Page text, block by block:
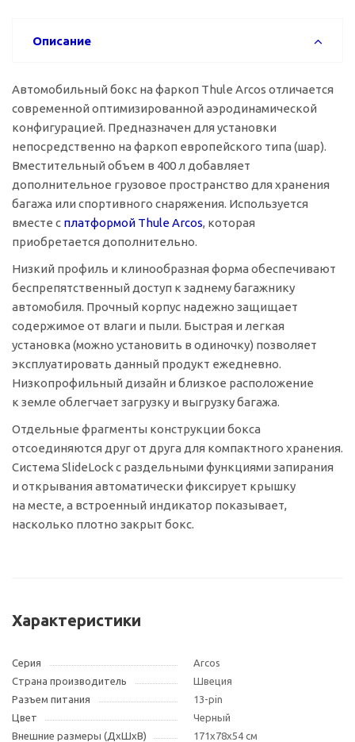
Описание
Автомобильный бокс на фаркоп Thule Arcos отличается
современной оптимизированной аэродинамической
конфигурацией. Предназначен для установки
непосредственно на фаркоп европейского типа (шар).
Вместительный объем в 400 л добавляет
дополнительное грузовое пространство для хранения
багажа или спортивного снаряжения. Используется
вместе с платформой Thule Arcos, которая
приобретается дополнительно.
Низкий профиль и клинообразная форма обеспечивают
беспрепятственный доступ к заднему багажнику
автомобиля. Прочный корпус надежно защищает
содержимое от влаги и пыли. Быстрая и легкая
установка (можно установить в одиночку) позволяет
эксплуатировать данный продукт ежедневно.
Низкопрофильный дизайн и близкое расположение
к земле облегчает загрузку и выгрузку багажа.
Отдельные фрагменты конструкции бокса
отсоединяются друг от друга для компактного хранения.
Система SlideLock с раздельными функциями запирания
и открывания автоматически фиксирует крышку
на месте, а встроенный индикатор показывает,
насколько плотно закрыт бокс.
Характеристики
Серия
Arcos
Страна производитель
Швеция
Разъем питания
13-pin
Цвет
Черный
Внешние размеры (ДxШxВ)
171x78x54 см